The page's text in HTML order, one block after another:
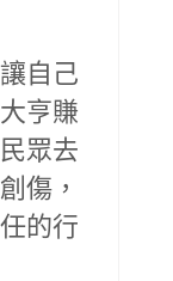
自己
亨賺
眾去
傷，
的行